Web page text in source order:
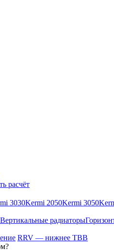
расчёт
3030Kermi 2050Kermi 3050
Вертикальные радиаторы
RRV — нижнее ТВВ